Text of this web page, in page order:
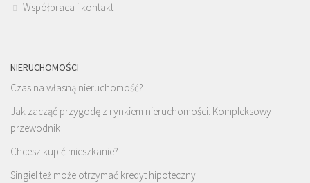
Współpraca i kontakt
NIERUCHOMOŚCI
Czas na własną nieruchomość?
Jak zacząć przygodę z rynkiem nieruchomości: Kompleksowy
przewodnik
Chcesz kupić mieszkanie?
Singiel też może otrzymać kredyt hipoteczny